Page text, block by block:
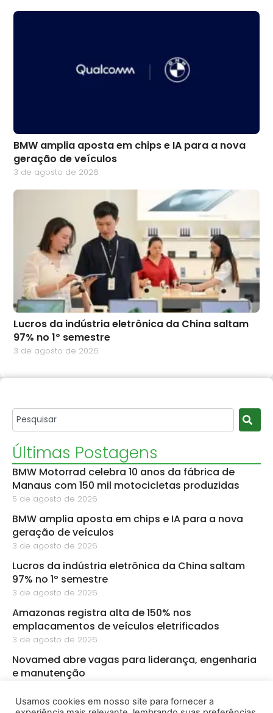
BMW amplia aposta em chips e IA para a nova
geração de veículos
3 de agosto de 2026
Lucros da indústria eletrônica da China saltam
97% no 1º semestre
3 de agosto de 2026
Últimas Postagens
BMW Motorrad celebra 10 anos da fábrica de
Manaus com 150 mil motocicletas produzidas
5 de agosto de 2026
BMW amplia aposta em chips e IA para a nova
geração de veículos
3 de agosto de 2026
Lucros da indústria eletrônica da China saltam
97% no 1º semestre
3 de agosto de 2026
Amazonas registra alta de 150% nos
emplacamentos de veículos eletrificados
3 de agosto de 2026
Novamed abre vagas para liderança, engenharia
e manutenção
PMZ abre sete vagas de emprego para diferentes
Usamos cookies em nosso site para fornecer a